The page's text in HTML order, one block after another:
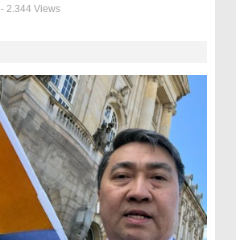
- 2.344 Views